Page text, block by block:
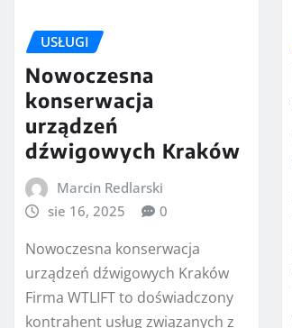
USŁUGI
Nowoczesna
konserwacja
urządzeń
dźwigowych Kraków
Marcin Redlarski
sie 16, 2025
0
Nowoczesna konserwacja
urządzeń dźwigowych Kraków
Firma WTLIFT to doświadczony
kontrahent usług związanych z